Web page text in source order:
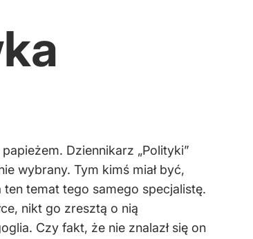
Dziennikarz „Polityki”
wybrany. Tym kimś miał być,
temat tego samego specjalistę.
nikt go zresztą o nią
Czy fakt, że nie znalazł się on